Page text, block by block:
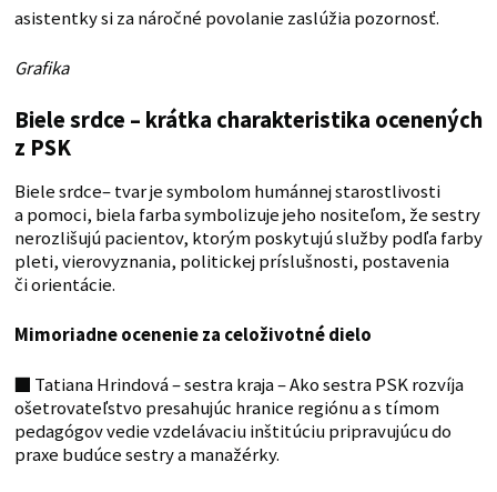
asistentky si za náročné povolanie zaslúžia pozornosť.
Grafika
Biele srdce – krátka charakteristika ocenených
z PSK
Biele srdce– tvar je symbolom humánnej starostlivosti
a pomoci, biela farba symbolizuje jeho nositeľom, že sestry
nerozlišujú pacientov, ktorým poskytujú služby podľa farby
pleti, vierovyznania, politickej príslušnosti, postavenia
či orientácie.
Mimoriadne ocenenie za celoživotné dielo
■ Tatiana Hrindová – sestra kraja – Ako sestra PSK rozvíja
ošetrovateľstvo presahujúc hranice regiónu a s tímom
pedagógov vedie vzdelávaciu inštitúciu pripravujúcu do
praxe budúce sestry a manažérky.